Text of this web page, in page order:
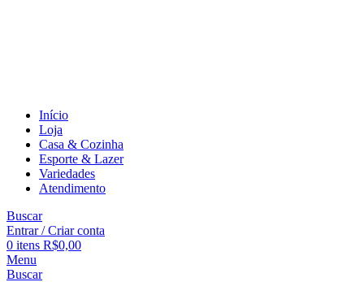
Início
Loja
Casa & Cozinha
Esporte & Lazer
Variedades
Atendimento
Buscar
Entrar / Criar conta
0 itens R$0,00
Menu
Buscar